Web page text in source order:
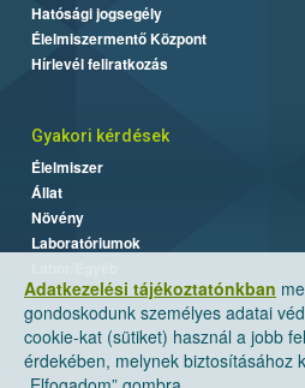
Adatkezelési tájékoztatónkban
gondoskodunk személyes adatai
cookie-kat (sütiket) használ a jobb
érdekében, melynek biztosításához
Hatósági jogsegély
Élelmiszermentő Központ
Hírlevél feliratkozás
Gyakori kérdések
Élelmiszer
Állat
Növény
Laboratóriumok